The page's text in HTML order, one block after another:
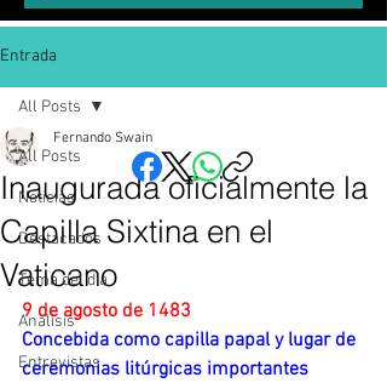
Entrada
All Posts
Noticias
Destacados
Tema del dia
Analisis
Entrevistas
All Posts
Inaugurada oficialmente la
Capilla Sixtina en el
Vaticano
Fernando Swain
9 de agosto de 1483
Concebida como capilla papal y lugar de
ceremonias litúrgicas importantes